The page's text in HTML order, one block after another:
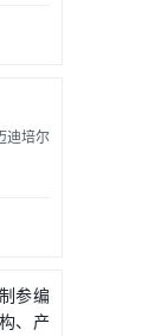
迪培尔
参编
、产